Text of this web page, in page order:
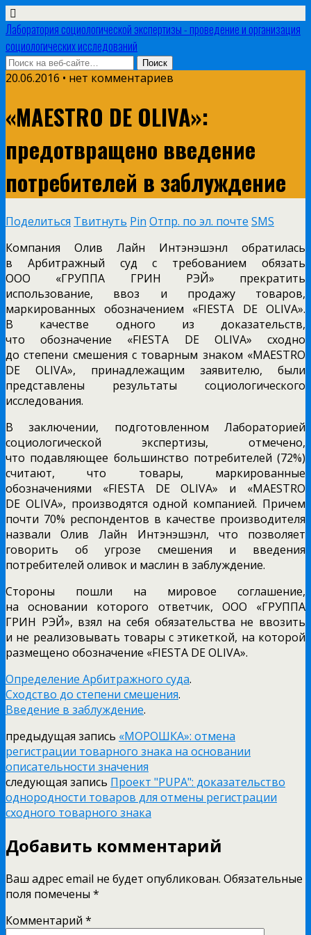
Лаборатория социологической экспертизы - проведение и организация
социологических исследований
20.06.2016 • нет комментариев
«MAESTRO DE OLIVA»:
предотвращено введение
потребителей в заблуждение
Поделиться Твитнуть Pin Отпр. по эл. почте SMS
Компания Олив Лайн Интэнэшэнл обратилась
в Арбитражный суд с требованием обязать
ООО «ГРУППА ГРИН РЭЙ» прекратить
использование, ввоз и продажу товаров,
маркированных обозначением «FIESTA DE OLIVA».
В качестве одного из доказательств,
что обозначение «FIESTA DE OLIVA» сходно
до степени смешения с товарным знаком «MAESTRO
DE OLIVA», принадлежащим заявителю, были
представлены результаты социологического
исследования.
В заключении, подготовленном Лабораторией
социологической экспертизы, отмечено,
что подавляющее большинство потребителей (72%)
считают, что товары, маркированные
обозначениями «FIESTA DE OLIVA» и «MAESTRO
DE OLIVA», производятся одной компанией. Причем
почти 70% респондентов в качестве производителя
назвали Олив Лайн Интэнэшэнл, что позволяет
говорить об угрозе смешения и введения
потребителей оливок и маслин в заблуждение.
Стороны пошли на мировое соглашение,
на основании которого ответчик, ООО «ГРУППА
ГРИН РЭЙ», взял на себя обязательства не ввозить
и не реализовывать товары с этикеткой, на которой
размещено обозначение «FIESTA DE OLIVA».
Определение Арбитражного суда.
Сходство до степени смешения.
Введение в заблуждение.
предыдущая запись «МОРОШКА»: отмена
регистрации товарного знака на основании
описательности значения
следующая запись Проект "PUPA": доказательство
однородности товаров для отмены регистрации
сходного товарного знака
Добавить комментарий
Ваш адрес email не будет опубликован. Обязательные
поля помечены *
Комментарий *